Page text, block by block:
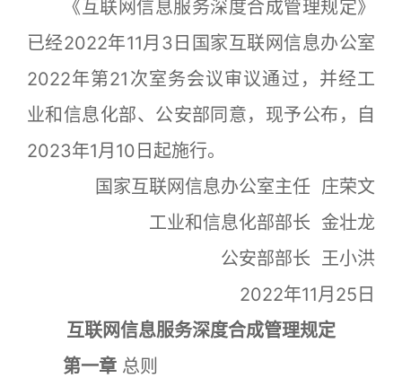
《互联网信息服务深度合成管理规定》
已经2022年11月3日国家互联网信息办公室
2022年第21次室务会议审议通过，并经工
业和信息化部、公安部同意，现予公布，自
2023年1月10日起施行。
国家互联网信息办公室主任 庄荣文
工业和信息化部部长 金壮龙
公安部部长 王小洪
2022年11月25日
互联网信息服务深度合成管理规定
第一章 总则